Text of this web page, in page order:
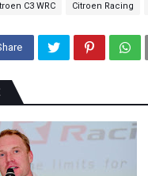
C3 WRC Citroen Racing